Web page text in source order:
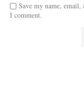
Save my name,
I comment.